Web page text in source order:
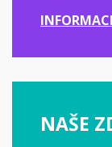
NAŠE